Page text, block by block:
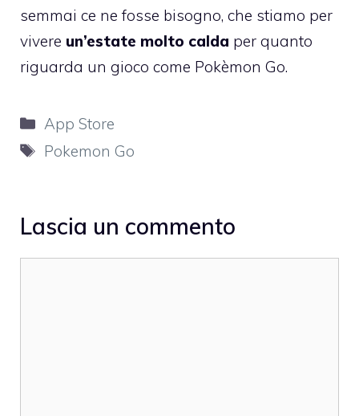
semmai ce ne fosse bisogno, che stiamo per
vivere un’estate molto calda per quanto
riguarda un gioco come Pokèmon Go.
Categorie
App Store
Tag
Pokemon Go
Lascia un commento